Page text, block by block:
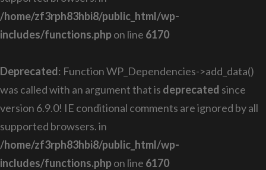
/home/zf3rph83hbi8/public_html/wp-
includes/functions.phpon line 6170
Deprecated: Function WP_Dependencies->add_data()
was called with an argument that is deprecated since
version 6.9.0! IE conditional comments are ignored by all
supported browsers. in
/home/zf3rph83hbi8/public_html/wp-
includes/functions.phpon line 6170